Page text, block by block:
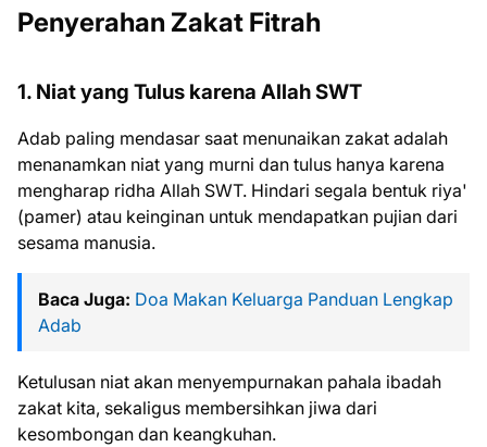
Penyerahan Zakat Fitrah
1. Niat yang Tulus karena Allah SWT
Adab paling mendasar saat menunaikan zakat adalah
menanamkan niat yang murni dan tulus hanya karena
mengharap ridha Allah SWT. Hindari segala bentuk riya'
(pamer) atau keinginan untuk mendapatkan pujian dari
sesama manusia.
Baca Juga: Doa Makan Keluarga Panduan Lengkap
Adab
Ketulusan niat akan menyempurnakan pahala ibadah
zakat kita, sekaligus membersihkan jiwa dari
kesombongan dan keangkuhan.